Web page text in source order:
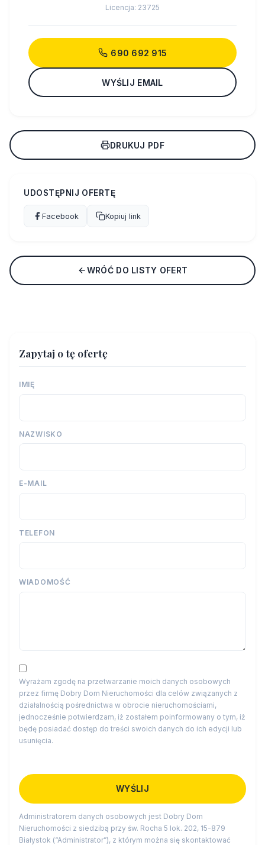
Licencja: 23725
690 692 915
WYŚLIJ EMAIL
DRUKUJ PDF
UDOSTĘPNIJ OFERTĘ
Facebook Kopiuj link
WRÓĆ DO LISTY OFERT
Zapytaj o tę ofertę
IMIĘ
NAZWISKO
E-MAIL
TELEFON
WIADOMOŚĆ
Wyrażam zgodę na przetwarzanie moich danych osobowych
przez firmę Dobry Dom Nieruchomości dla celów związanych z
działalnością pośrednictwa w obrocie nieruchomościami,
jednocześnie potwierdzam, iż zostałem poinformowany o tym, iż
będę posiadać dostęp do treści swoich danych do ich edycji lub
usunięcia.
Administratorem danych osobowych jest Dobry Dom
Nieruchomości z siedzibą przy św. Rocha 5 lok. 202, 15-879
Białystok (“Administrator”), z którym można się skontaktować